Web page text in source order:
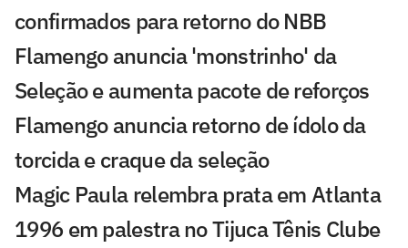
confirmados para retorno do NBB
Flamengo anuncia 'monstrinho' da
Seleção e aumenta pacote de reforços
Flamengo anuncia retorno de ídolo da
torcida e craque da seleção
Magic Paula relembra prata em Atlanta
1996 em palestra no Tijuca Tênis Clube